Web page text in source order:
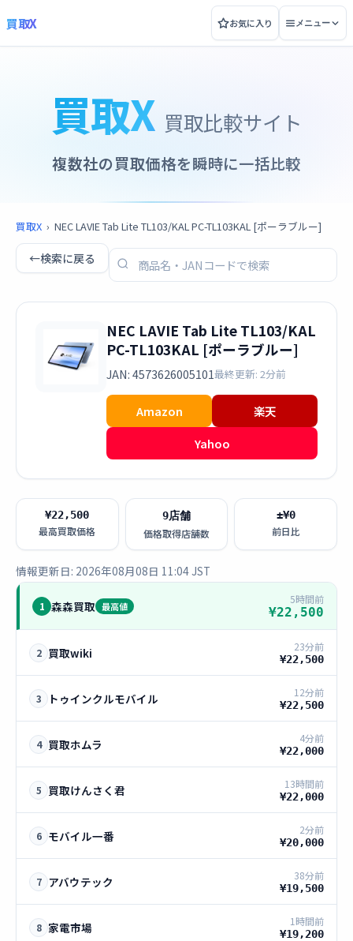
買取X お気に入り メニュー
買取X 買取比較サイト
複数社の買取価格を瞬時に一括比較
買取X › NEC LAVIE Tab Lite TL103/KAL PC-TL103KAL [ポーラブルー]
←検索に戻る
NEC LAVIE Tab Lite TL103/KAL
PC-TL103KAL [ポーラブルー]
JAN: 4573626005101最終更新: 2分前
Amazon
楽天
Yahoo
¥22,500
最高買取価格
9店舗
価格取得店舗数
±¥0
前日比
情報更新日: 2026年08月08日 11:04 JST
1 森森買取 最高値
5時間前
¥22,500
2 買取wiki 23分前
¥22,500
3 トゥインクルモバイル 12分前
¥22,500
4 買取ホムラ 4分前
¥22,000
5 買取けんさく君 13時間前
¥22,000
6 モバイル一番 2分前
¥20,000
7 アバウテック 38分前
¥19,500
8 家電市場 1時間前
¥19,200